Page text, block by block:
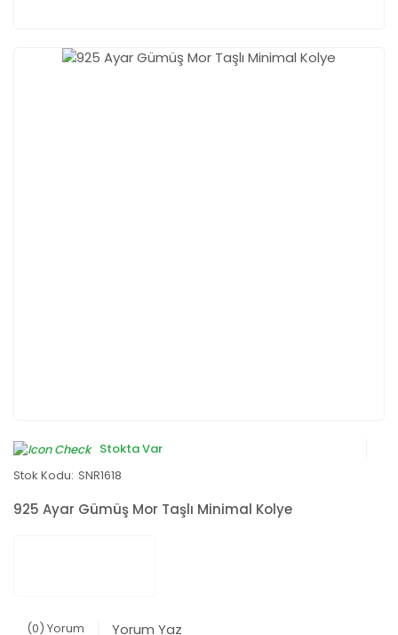
Stokta Var
Stok Kodu: SNR1618
925 Ayar Gümüş Mor Taşlı Minimal Kolye
(0) Yorum Yorum Yaz